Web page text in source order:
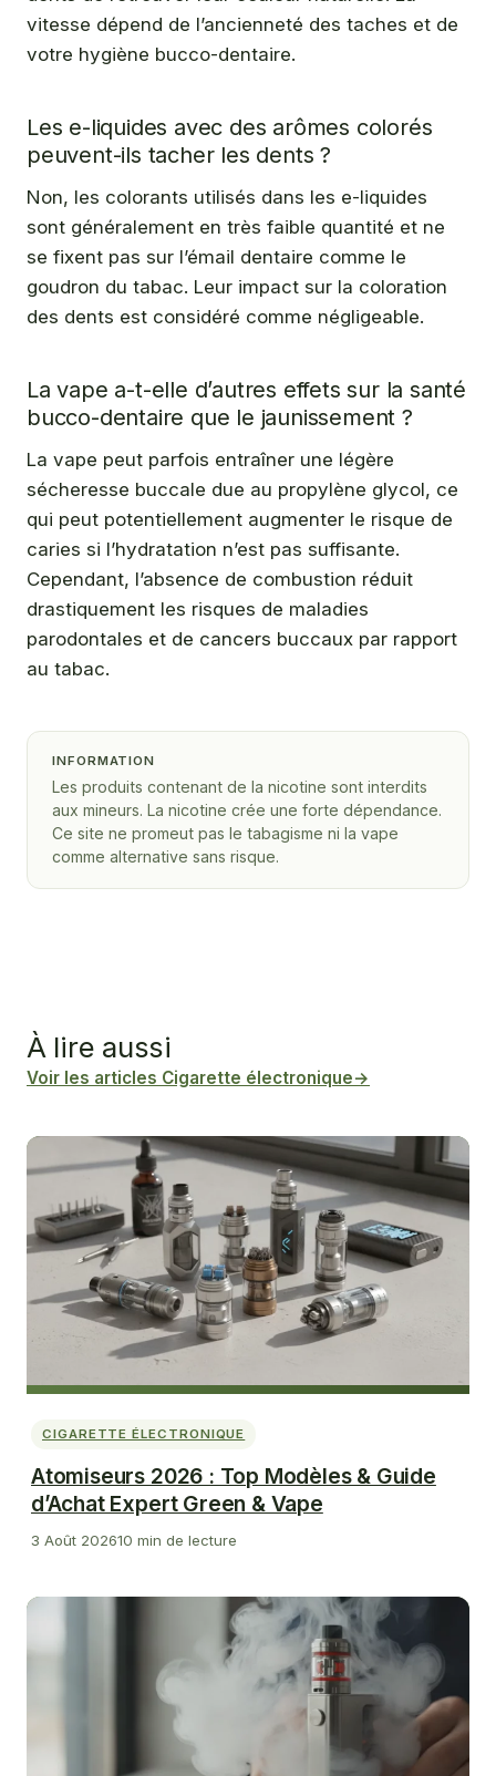
vitesse dépend de l’ancienneté des taches et de
votre hygiène bucco-dentaire.
Les e-liquides avec des arômes colorés
peuvent-ils tacher les dents ?
Non, les colorants utilisés dans les e-liquides
sont généralement en très faible quantité et ne
se fixent pas sur l’émail dentaire comme le
goudron du tabac. Leur impact sur la coloration
des dents est considéré comme négligeable.
La vape a-t-elle d’autres effets sur la santé
bucco-dentaire que le jaunissement ?
La vape peut parfois entraîner une légère
sécheresse buccale due au propylène glycol, ce
qui peut potentiellement augmenter le risque de
caries si l’hydratation n’est pas suffisante.
Cependant, l’absence de combustion réduit
drastiquement les risques de maladies
parodontales et de cancers buccaux par rapport
au tabac.
INFORMATION
Les produits contenant de la nicotine sont interdits
aux mineurs. La nicotine crée une forte dépendance.
Ce site ne promeut pas le tabagisme ni la vape
comme alternative sans risque.
À lire aussi
Voir les articles Cigarette électronique→
CIGARETTE ÉLECTRONIQUE
Atomiseurs 2026 : Top Modèles & Guide
d’Achat Expert Green & Vape
3 Août 202610 min de lecture